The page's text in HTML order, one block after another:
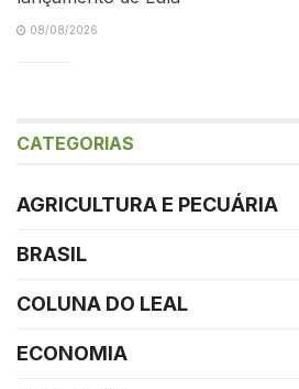
08/08/2026
CATEGORIAS
AGRICULTURA E PECUÁRIA
BRASIL
COLUNA DO LEAL
ECONOMIA